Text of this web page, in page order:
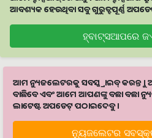
ଆବଶ୍ୟକ ହେଉଥିବା ସବୁ ଗୁରୁତ୍ବପୂର୍ଣ୍ଣ
ହ୍ବାଟ୍ସଆପରେ
ଆମ ନ୍ୟୁଜଲେଟରକୁ ସବସ୍କ୍ରାଇବ୍ କରନ୍ତୁ
ବାଛିବେ ଏବଂ ଆମେ ଆପଣଙ୍କୁ ବଛା ବଛା
ଲାଟେଷ୍ଟ ଅପଡେଟ୍‌ ପଠାଇଦେବୁ ।
ନ୍ୟୁଜଲେଟର